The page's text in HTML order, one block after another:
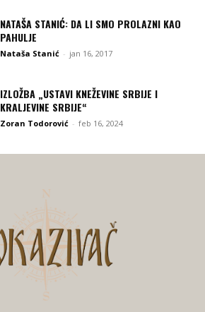
NATAŠA STANIĆ: DA LI SMO PROLAZNI KAO
PAHULJE
Nataša Stanić - jan 16, 2017
IZLOŽBA „USTAVI KNEŽEVINE SRBIJE I
KRALJEVINE SRBIJE“
Zoran Todorović - feb 16, 2024